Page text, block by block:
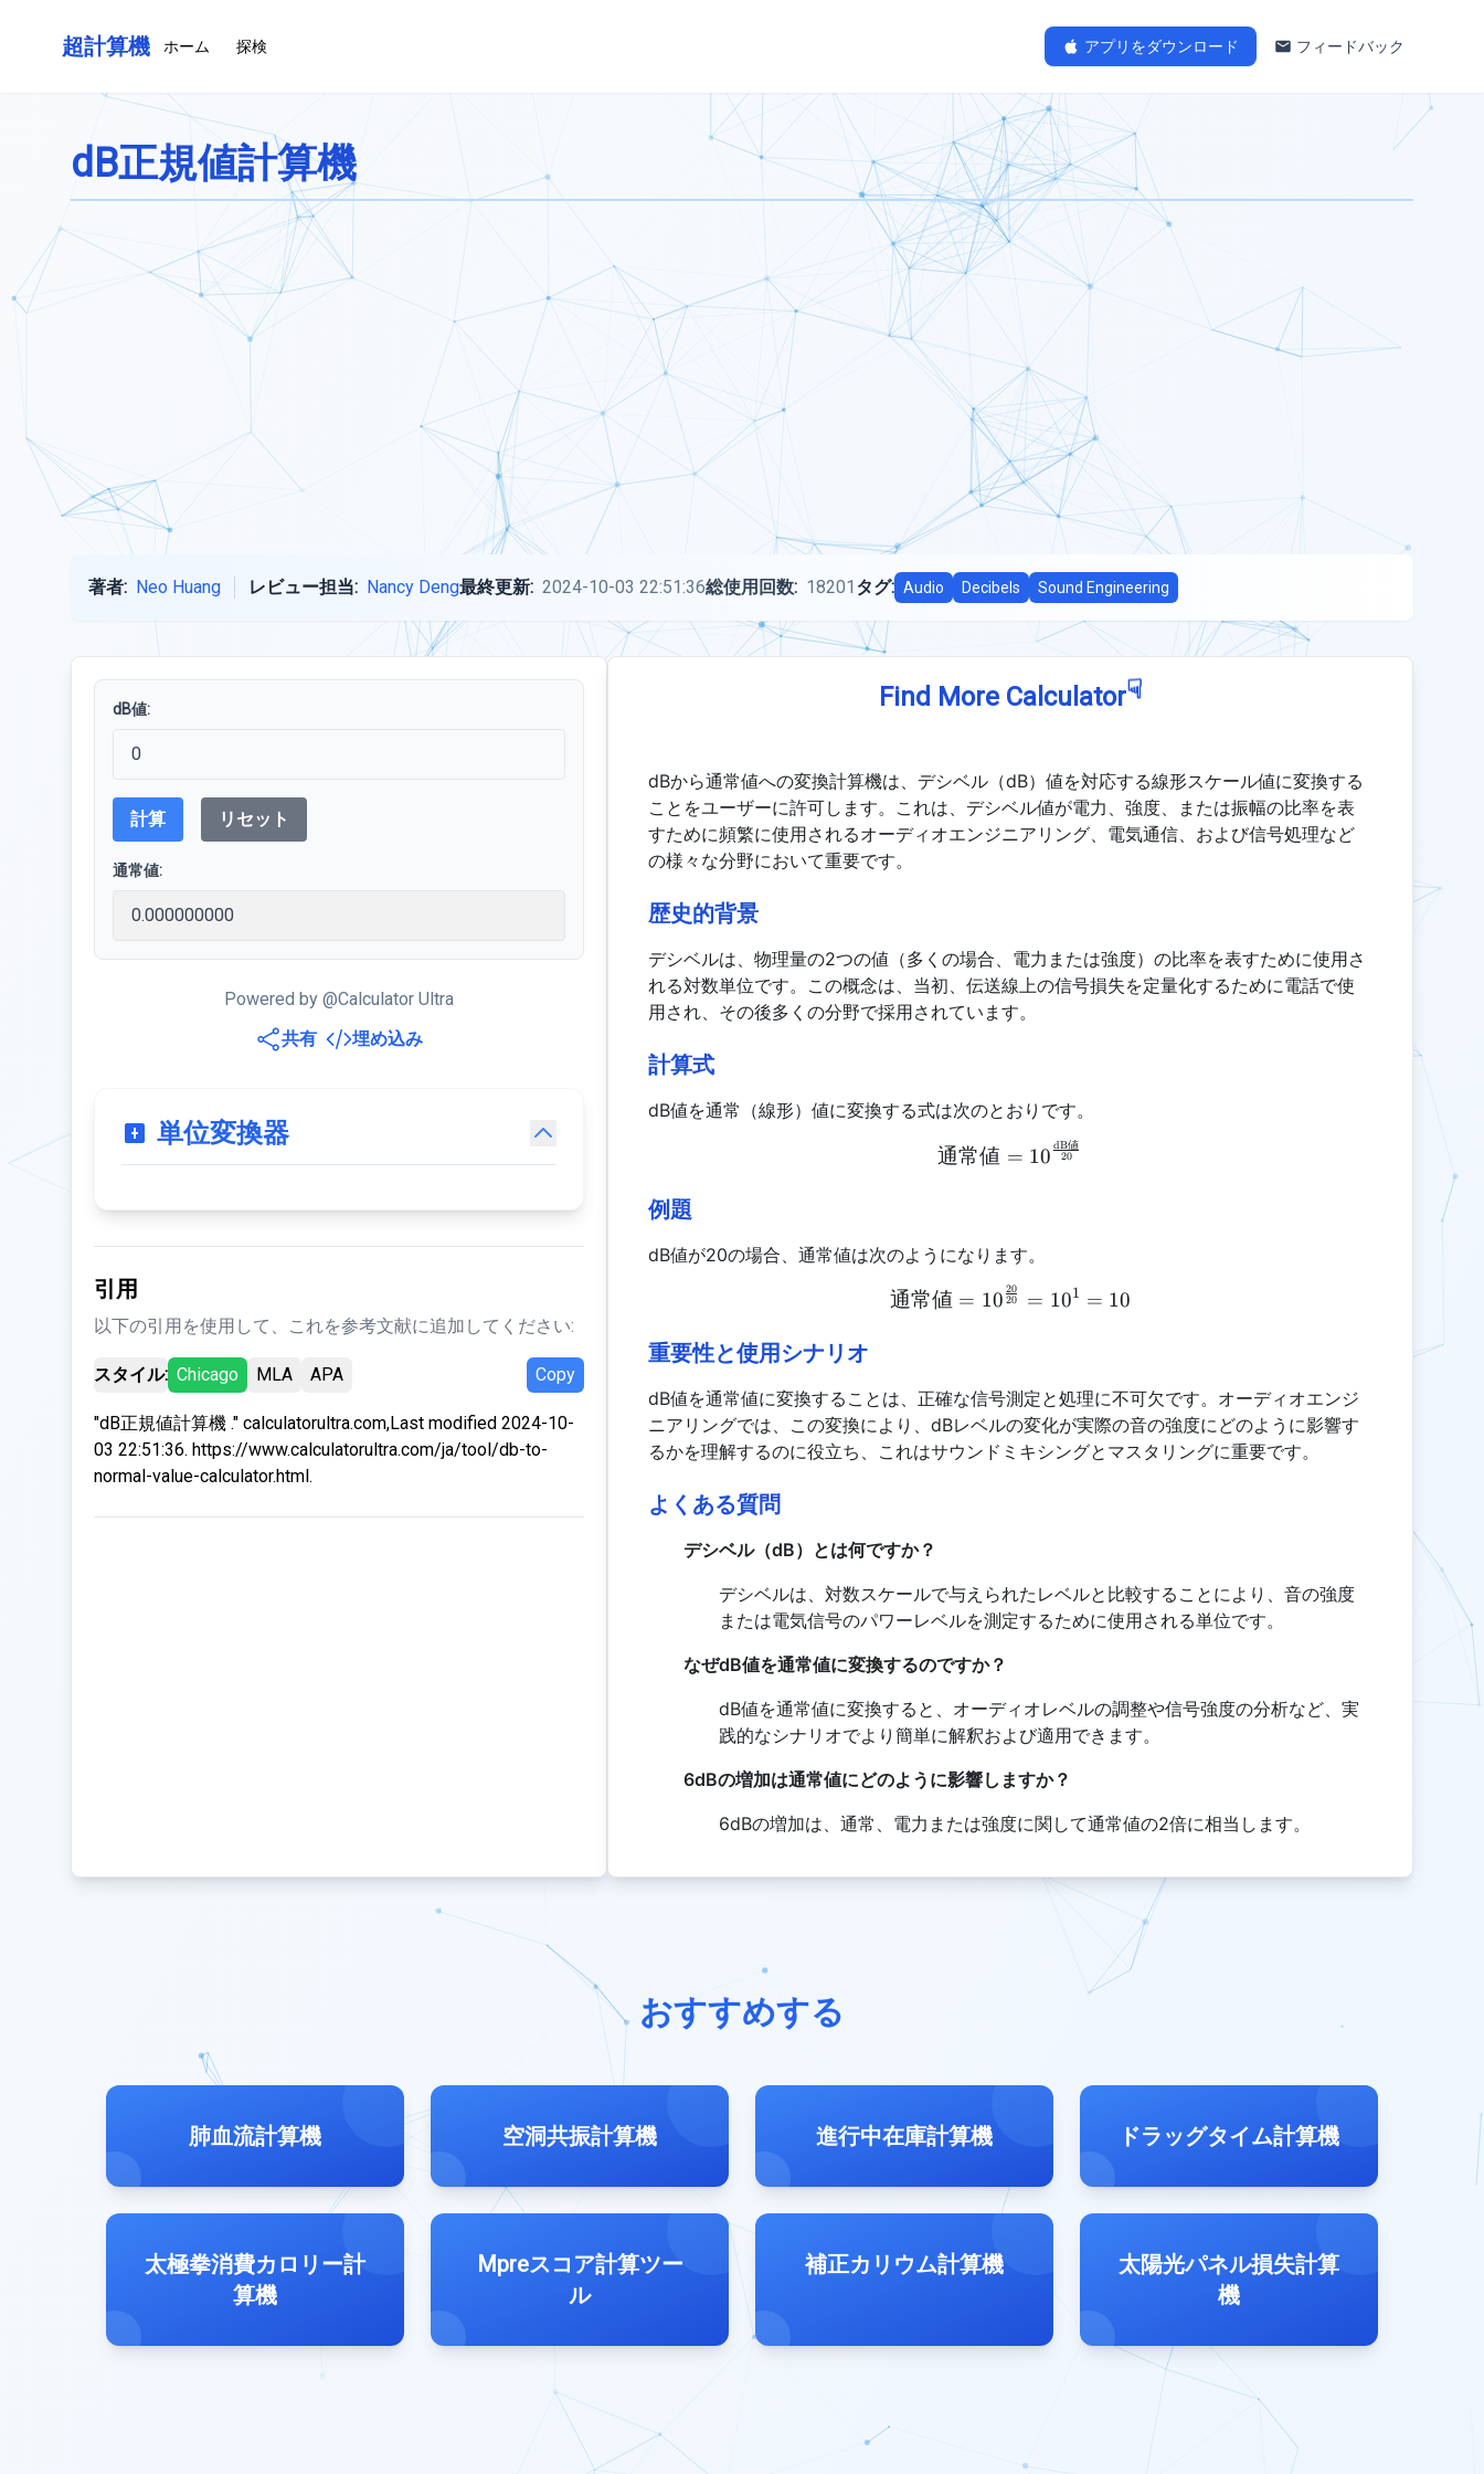
超計算機 ホーム 探検 アプリをダウンロード フィードバック
dB正規値計算機
著者: Neo Huang レビュー担当: Nancy Deng最終更新: 2024-10-03 22:51:36総使用回数: 18201 タグ: Audio Decibels Sound Engineering
dB値:
計算 リセット
通常値:
Powered by @Calculator Ultra
共有
埋め込み
単位変換器
引用
以下の引用を使用して、これを参考文献に追加してください:
スタイル: Chicago MLA APA Copy
"dB正規値計算機 ." calculatorultra.com,Last modified 2024-10-
03 22:51:36. https://www.calculatorultra.com/ja/tool/db-to-
normal-value-calculator.html.
Find More Calculator☟
dBから通常値への変換計算機は、デシベル（dB）値を対応する線形スケール値に変換する
ことをユーザーに許可します。これは、デシベル値が電力、強度、または振幅の比率を表
すために頻繁に使用されるオーディオエンジニアリング、電気通信、および信号処理など
の様々な分野において重要です。
歴史的背景
デシベルは、物理量の2つの値（多くの場合、電力または強度）の比率を表すために使用さ
れる対数単位です。この概念は、当初、伝送線上の信号損失を定量化するために電話で使
用され、その後多くの分野で採用されています。
計算式
dB値を通常（線形）値に変換する式は次のとおりです。
\text{通常値} = 10^{\frac{\text{dB値}}{20}}
通常値 = 10 20
dB値
例題
dB値が20の場合、通常値は次のようになります。
\text{通常値} = 10^{\frac{20}{20}} = 10^1 = 10
通常値 = 10 20
20 = 101 = 10
重要性と使用シナリオ
dB値を通常値に変換することは、正確な信号測定と処理に不可欠です。オーディオエンジ
ニアリングでは、この変換により、dBレベルの変化が実際の音の強度にどのように影響す
るかを理解するのに役立ち、これはサウンドミキシングとマスタリングに重要です。
よくある質問
デシベル（dB）とは何ですか？
デシベルは、対数スケールで与えられたレベルと比較することにより、音の強度
または電気信号のパワーレベルを測定するために使用される単位です。
なぜdB値を通常値に変換するのですか？
dB値を通常値に変換すると、オーディオレベルの調整や信号強度の分析など、実
践的なシナリオでより簡単に解釈および適用できます。
6dBの増加は通常値にどのように影響しますか？
6dBの増加は、通常、電力または強度に関して通常値の2倍に相当します。
おすすめする
肺血流計算機 空洞共振計算機 進行中在庫計算機 ドラッグタイム計算機
太極拳消費カロリー計
算機
Mpreスコア計算ツー
ル
補正カリウム計算機
太陽光パネル損失計算
機